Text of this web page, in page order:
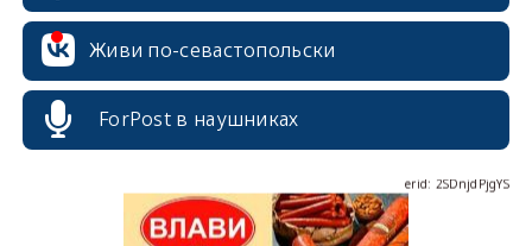
Живи по-севастопольски
ForPost в наушниках